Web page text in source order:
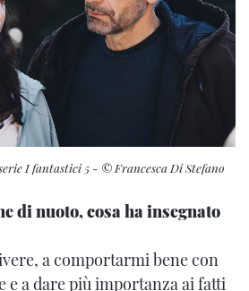
I fantastici 5- © Francesca Di Stefano
di nuoto, cosa ha insegnato
a comportarmi bene con
e a dare più importanza ai fatti